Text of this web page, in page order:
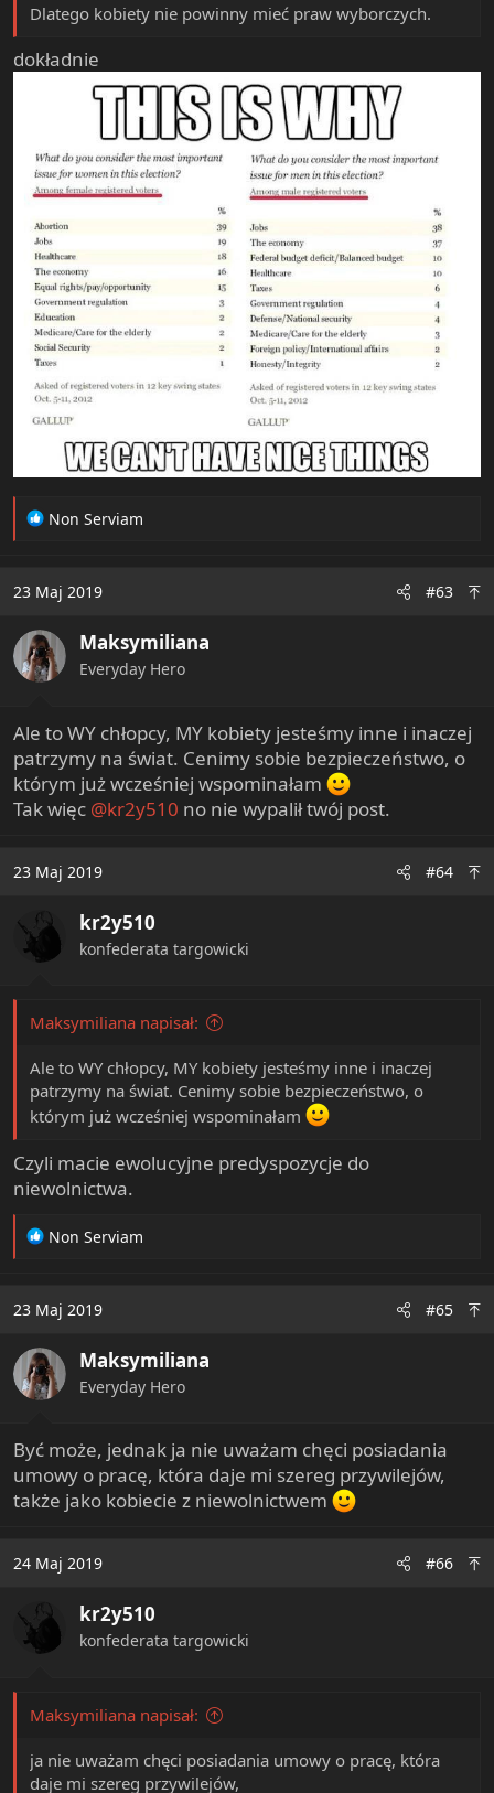
Dlatego kobiety nie powinny mieć praw wyborczych.
dokładnie
R
t
o
n
s
Non Serviam
23 Maj 2019 #63
Maksymiliana
Everyday Hero
Ale to WY chłopcy, MY kobiety jesteśmy inne i inaczej
patrzymy na świat. Cenimy sobie bezpieczeństwo, o
którym już wcześniej wspominałam
Tak więc @kr2y510 no nie wypalił twój post.
23 Maj 2019 #64
kr2y510
konfederata targowicki
Maksymiliana napisał:
Ale to WY chłopcy, MY kobiety jesteśmy inne i inaczej
patrzymy na świat. Cenimy sobie bezpieczeństwo, o
którym już wcześniej wspominałam
Czyli macie ewolucyjne predyspozycje do
niewolnictwa.
R
t
o
n
s
Non Serviam
23 Maj 2019 #65
Maksymiliana
Everyday Hero
Być może, jednak ja nie uważam chęci posiadania
umowy o pracę, która daje mi szereg przywilejów,
także jako kobiecie z niewolnictwem
24 Maj 2019 #66
kr2y510
konfederata targowicki
Maksymiliana napisał:
ja nie uważam chęci posiadania umowy o pracę, która
daje mi szereg przywilejów,